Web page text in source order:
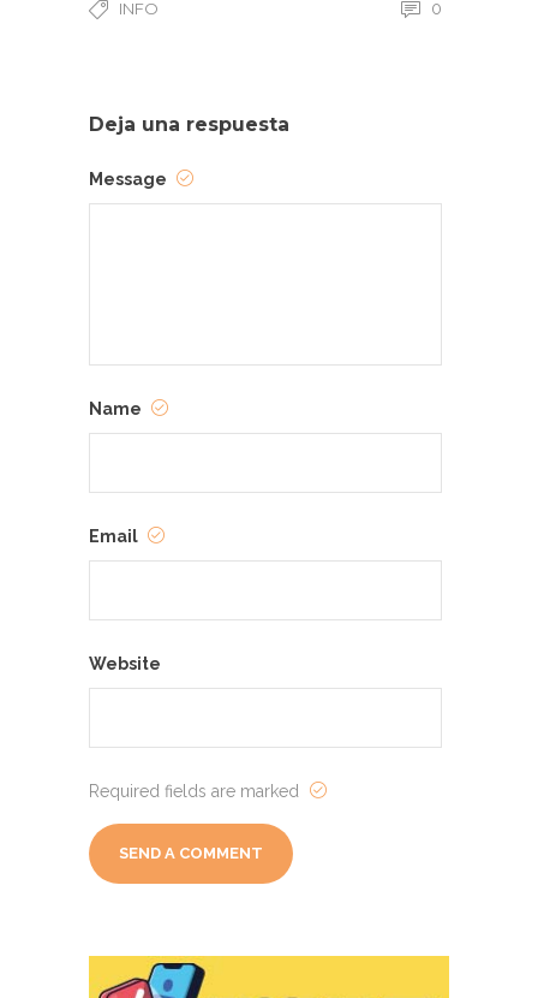
INFO 0
Deja una respuesta
Message
Name
Email
Website
Required fields are marked